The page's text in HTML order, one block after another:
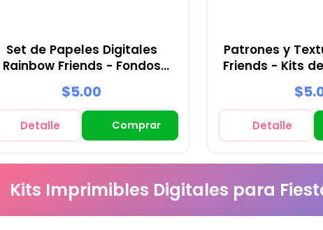
Set de Papeles Digitales
Rainbow Friends - Fondos
para Fiestas y Scrapbooking
$5.00
Detalle Comprar
Patrones y
Friends - Kits
Detalle
Kits Imprimibles Digitales para